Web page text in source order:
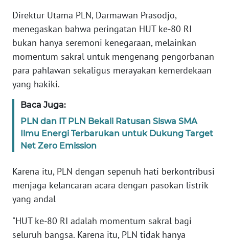
Direktur Utama PLN, Darmawan Prasodjo,
menegaskan bahwa peringatan HUT ke-80 RI
bukan hanya seremoni kenegaraan, melainkan
momentum sakral untuk mengenang pengorbanan
para pahlawan sekaligus merayakan kemerdekaan
yang hakiki.
Baca Juga:
PLN dan IT PLN Bekali Ratusan Siswa SMA
Ilmu Energi Terbarukan untuk Dukung Target
Net Zero Emission
Karena itu, PLN dengan sepenuh hati berkontribusi
menjaga kelancaran acara dengan pasokan listrik
yang andal
"HUT ke-80 RI adalah momentum sakral bagi
seluruh bangsa. Karena itu, PLN tidak hanya
NTT
WN
KEPRI
WN
WN
PAPUA
BARAT
WN
RIAU
WN
SERAMBI